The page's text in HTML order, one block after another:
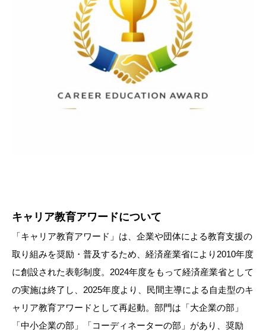
キャリア教育アワードについて
「キャリア教育アワード」は、企業や団体による教育支援の
取り組みを奨励・普及するため、経済産業省により2010年度
に創設された表彰制度。2024年度をもって経済産業省として
の実施は終了し、2025年度より、民間主導による自走型のキ
ャリア教育アワードとして再起動。部門は「大企業の部」
「中小企業の部」「コーディネーターの部」があり、奨励